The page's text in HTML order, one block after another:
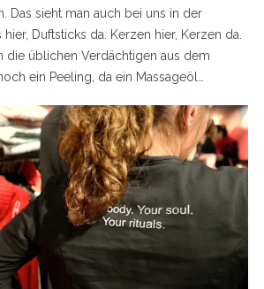
Das sieht man auch bei uns in der
Duftsticks da. Kerzen hier, Kerzen da.
die üblichen Verdächtigen aus dem
ein Peeling, da ein Massageöl…